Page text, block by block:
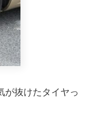
が抜けたタイヤっ